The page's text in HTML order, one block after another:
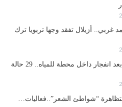
غربي.. أزيلال تفقد وجها تربويا ترك
استنفار بأفورار بعد انفجار داخل محطة للمياه.. 29 حالة
لتظاهرة “شواطئ الشعر”..فعاليات…